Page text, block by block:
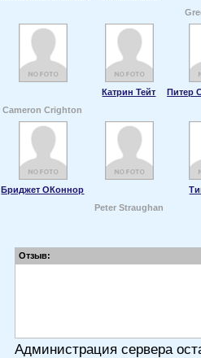
Катрин Тейт
Питер
Cameron Crighton
Бриджет ОКоннор
Peter Straughan
Отзыв:
Администрация сервера